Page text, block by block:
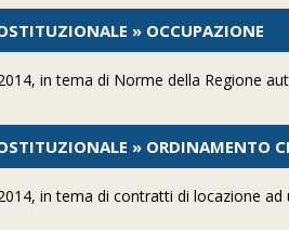
» OCCUPAZIONE
in tema di Norme della Regione
» ORDINAMENTO
in tema di contratti di locazione